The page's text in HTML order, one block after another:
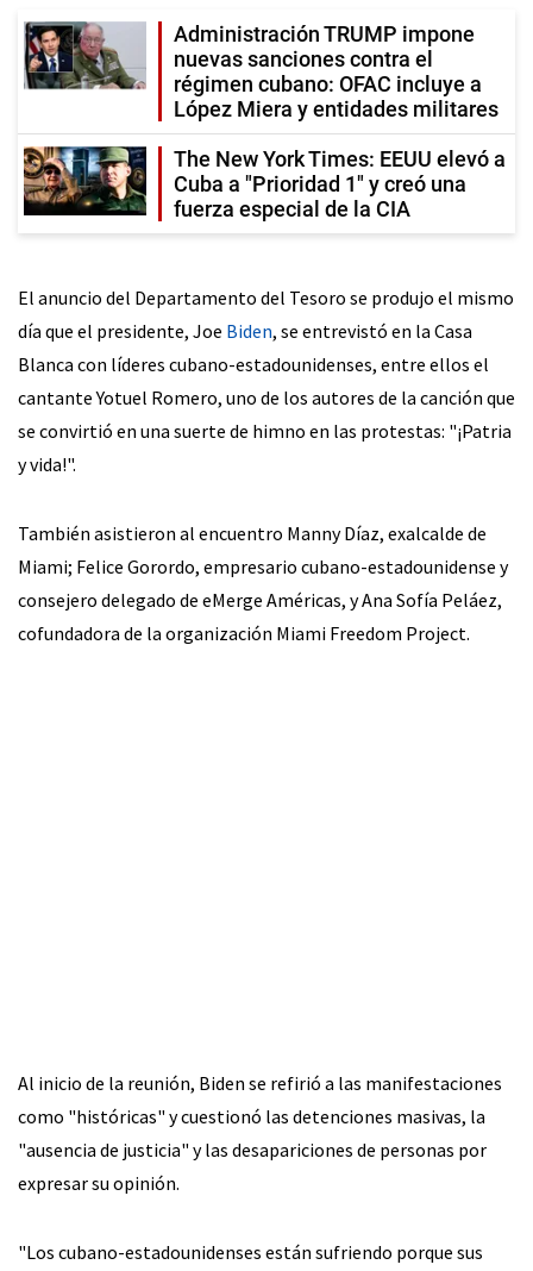
Administración TRUMP impone
nuevas sanciones contra el
régimen cubano: OFAC incluye a
López Miera y entidades militares
The New York Times: EEUU elevó a
Cuba a "Prioridad 1" y creó una
fuerza especial de la CIA
El anuncio del Departamento del Tesoro se produjo el mismo
día que el presidente, Joe Biden, se entrevistó en la Casa
Blanca con líderes cubano-estadounidenses, entre ellos el
cantante Yotuel Romero, uno de los autores de la canción que
se convirtió en una suerte de himno en las protestas: "¡Patria
y vida!".
También asistieron al encuentro Manny Díaz, exalcalde de
Miami; Felice Gorordo, empresario cubano-estadounidense y
consejero delegado de eMerge Américas, y Ana Sofía Peláez,
cofundadora de la organización Miami Freedom Project.
Al inicio de la reunión, Biden se refirió a las manifestaciones
como "históricas" y cuestionó las detenciones masivas, la
"ausencia de justicia" y las desapariciones de personas por
expresar su opinión.
"Los cubano-estadounidenses están sufriendo porque sus